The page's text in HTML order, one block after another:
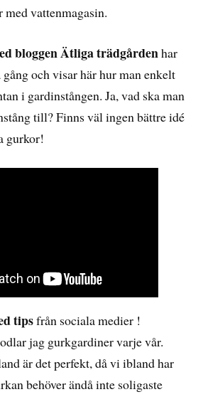
med vattenmagasin.
bloggen Ätliga trädgårdenhar
och visar här hur man enkelt
i gardinstången. Ja, vad ska man
till? Finns väl ingen bättre idé
gurkor!
tipsfrån sociala medier !
jag gurkgardiner varje vår.
är det perfekt, då vi ibland har
behöver ändå inte soligaste